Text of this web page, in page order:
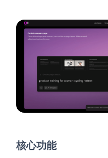
核心功能